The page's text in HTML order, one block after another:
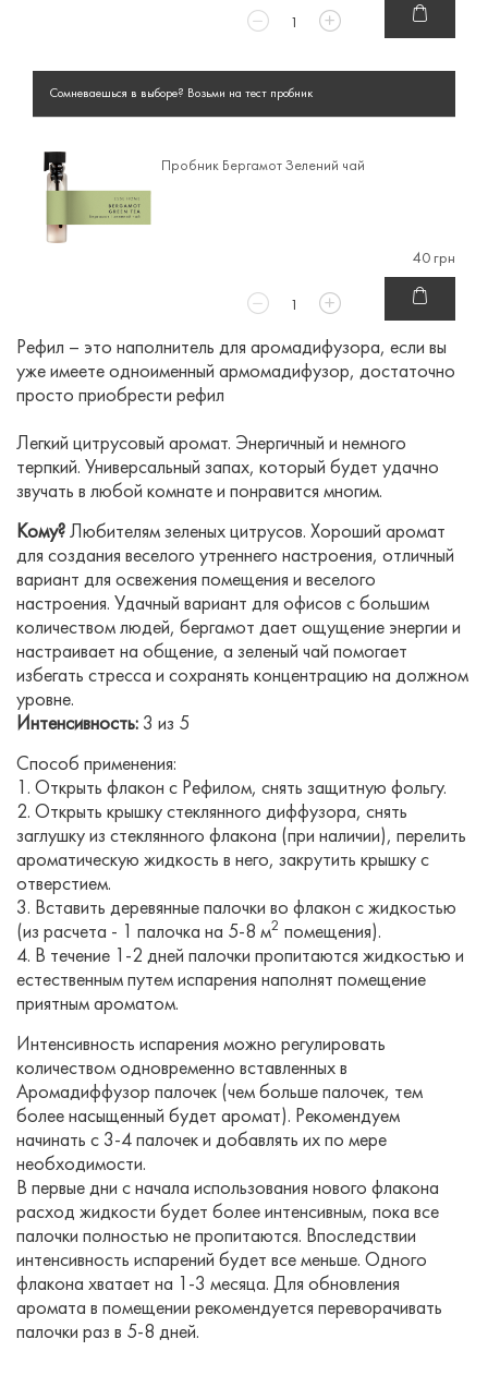
Сомневаешься в выборе? Возьми на тест пробник
Пробник Бергамот Зелений чай
40 грн
Рефил – это наполнитель для аромадифузора, если вы
уже имеете одноименный армомадифузор, достаточно
просто приобрести рефил
Легкий цитрусовый аромат. Энергичный и немного
терпкий. Универсальный запах, который будет удачно
звучать в любой комнате и понравится многим.
Кому? Любителям зеленых цитрусов. Хороший аромат
для создания веселого утреннего настроения, отличный
вариант для освежения помещения и веселого
настроения. Удачный вариант для офисов с большим
количеством людей, бергамот дает ощущение энергии и
настраивает на общение, а зеленый чай помогает
избегать стресса и сохранять концентрацию на должном
уровне.
Интенсивность: 3 из 5
Способ применения:
1. Открыть флакон с Рефилом, снять защитную фольгу.
2. Открыть крышку стеклянного диффузора, снять
заглушку из стеклянного флакона (при наличии), перелить
ароматическую жидкость в него, закрутить крышку с
отверстием.
3. Вставить деревянные палочки во флакон с жидкостью
(из расчета - 1 палочка на 5-8 м2 помещения).
4. В течение 1-2 дней палочки пропитаются жидкостью и
естественным путем испарения наполнят помещение
приятным ароматом.
Интенсивность испарения можно регулировать
количеством одновременно вставленных в
Аромадиффузор палочек (чем больше палочек, тем
более насыщенный будет аромат). Рекомендуем
начинать с 3-4 палочек и добавлять их по мере
необходимости.
В первые дни с начала использования нового флакона
расход жидкости будет более интенсивным, пока все
палочки полностью не пропитаются. Впоследствии
интенсивность испарений будет все меньше. Одного
флакона хватает на 1-3 месяца. Для обновления
аромата в помещении рекомендуется переворачивать
палочки раз в 5-8 дней.